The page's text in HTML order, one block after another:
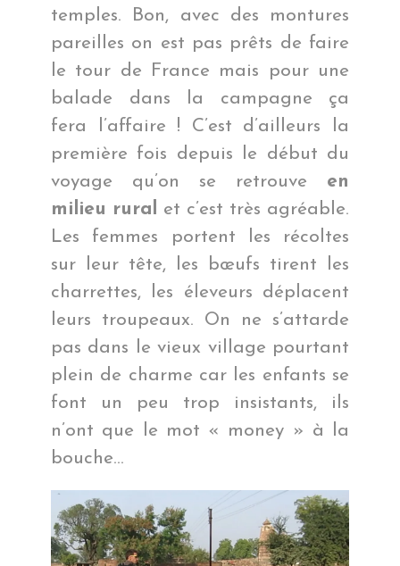
temples. Bon, avec des montures
pareilles on est pas prêts de faire
le tour de France mais pour une
balade dans la campagne ça
fera l’affaire ! C’est d’ailleurs la
première fois depuis le début du
voyage qu’on se retrouve en
milieu rural
et c’est très agréable.
Les femmes portent les récoltes
sur leur tête, les bœufs tirent les
charrettes, les éleveurs déplacent
leurs troupeaux. On ne s’attarde
pas dans le vieux village pourtant
plein de charme car les enfants se
font un peu trop insistants, ils
n’ont que le mot « money » à la
bouche…